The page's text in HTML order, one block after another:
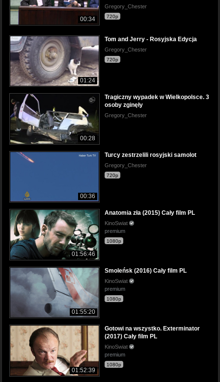
00:34
Gregory_Chester
720p
01:24
Tom and Jerry - Rosyjska Edycja
Gregory_Chester
720p
00:28
Tragiczny wypadek w Wielkopolsce. 3
osoby zginęły
Gregory_Chester
00:36
Turcy zestrzelili rosyjski samolot
Gregory_Chester
720p
01:56:46
Anatomia zła (2015) Cały film PL
KinoSwiat
premium
1080p
01:55:20
Smoleńsk (2016) Cały film PL
KinoSwiat
premium
1080p
01:52:39
Gotowi na wszystko. Exterminator
(2017) Cały film PL
KinoSwiat
premium
1080p